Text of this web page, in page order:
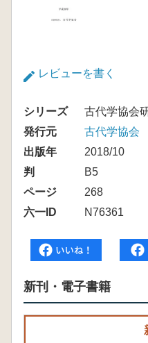
レビューを書く
シリーズ
古代学協会
発行元
古代学協会
出版年
2018/10
判
B5
ページ
268
六一ID
N76361
新刊・電子書籍